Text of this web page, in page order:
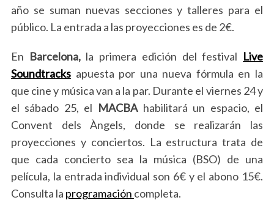
año se suman nuevas secciones y talleres para el
público. La entrada a las proyecciones es de 2€.
En Barcelona, la primera edición del festival Live
Soundtracks apuesta por una nueva fórmula en la
que cine y música van a la par. Durante el viernes 24 y
el sábado 25, el MACBA habilitará un espacio, el
Convent dels Àngels, donde se realizarán las
proyecciones y conciertos. La estructura trata de
que cada concierto sea la música (BSO) de una
película, la entrada individual son 6€ y el abono 15€.
Consulta la programación completa.